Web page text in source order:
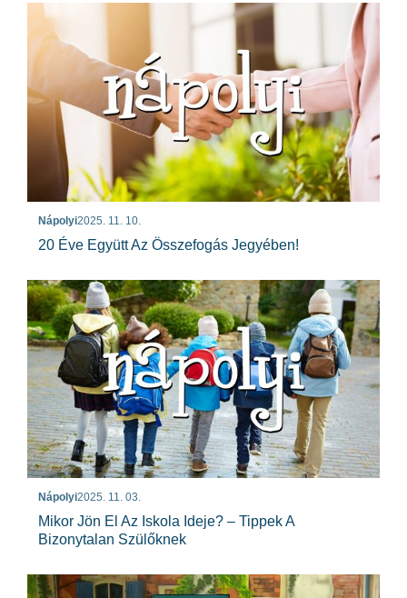
Nápolyi2025. 11. 10.
20 Éve Együtt Az Összefogás Jegyében!
Nápolyi2025. 11. 03.
Mikor Jön El Az Iskola Ideje? – Tippek A
Bizonytalan Szülőknek